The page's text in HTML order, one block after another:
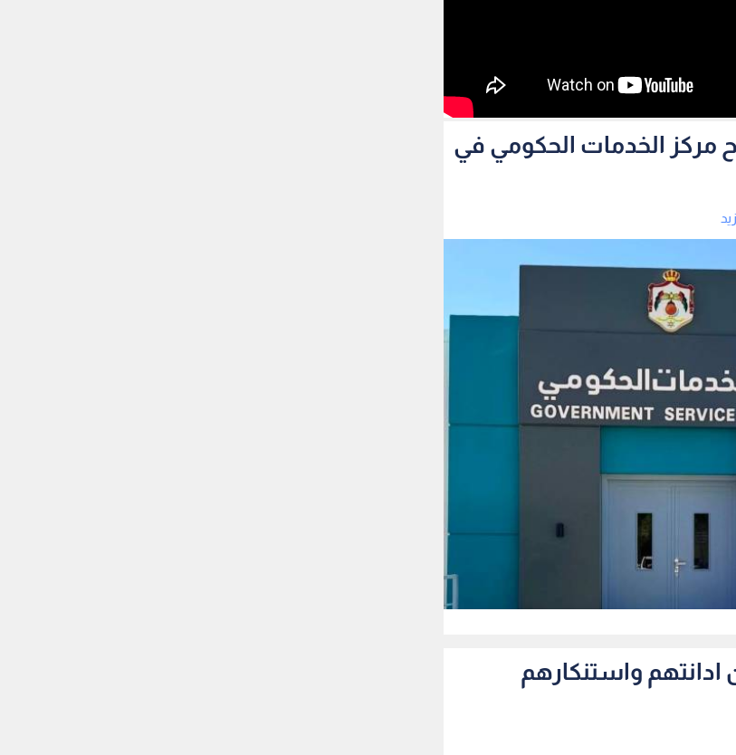
افتتاح مركز الخدمات الحكومي في
ادانتهم واستنكارهم